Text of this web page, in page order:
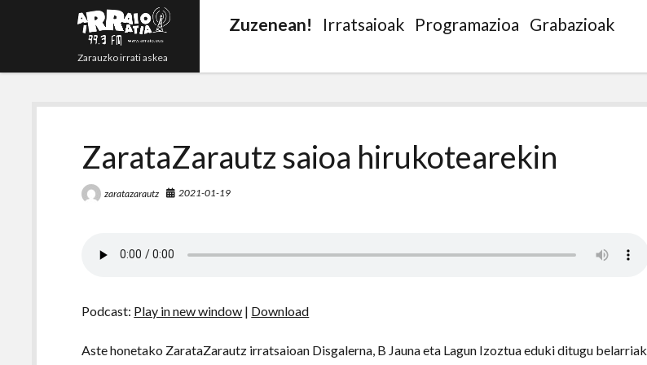
Zarauzko irrati askea
Zuzenean! Irratsaioak Programazioa Grabazioak
ZarataZarautz saioa hirukotearekin
zaratazarautz 2021-01-19
Podcast: Play in new window | Download
Aste honetako ZarataZarautz irratsaioan Disgalerna, B Jauna eta Lagun Izoztua eduki ditugu belarriak